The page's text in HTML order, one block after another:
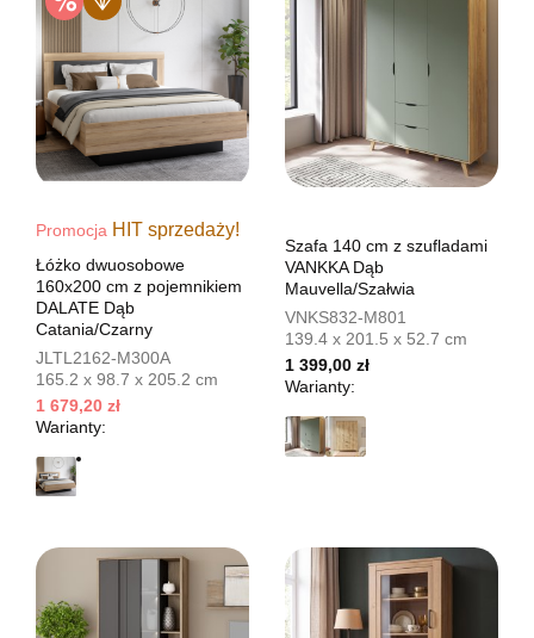
Promocja HIT sprzedaży!
Łóżko dwuosobowe
160x200 cm z pojemnikiem
DALATE Dąb
Catania/Czarny
JLTL2162-M300A
165.2 x 98.7 x 205.2 cm
1 679,20 zł
Warianty:
Szafa 140 cm z szufladami
VANKKA Dąb
Mauvella/Szałwia
VNKS832-M801
139.4 x 201.5 x 52.7 cm
1 399,00 zł
Warianty: